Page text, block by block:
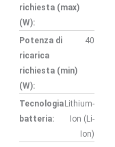
richiesta (max)
(W):
Potenza di
ricarica
richiesta (min)
(W):
40
Tecnologia
batteria:
Lithium-
Ion (Li-
Ion)